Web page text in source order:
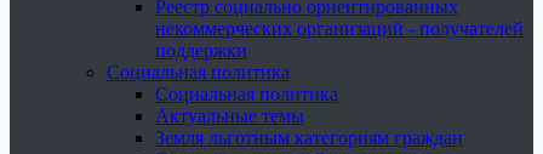
Реестр социально ориентированных
некоммерческих организаций - получателей
поддержки
Социальная политика
Социальная политика
Актуальные темы
Земля льготным категориям граждан